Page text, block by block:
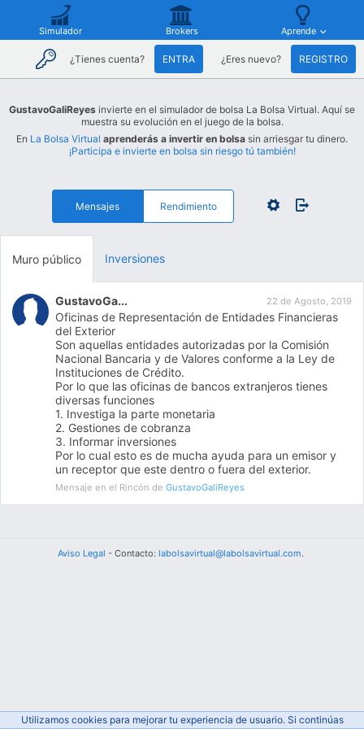
Simulador Brokers Aprende
¿Tienes cuenta? ENTRA ¿Eres nuevo? REGISTRO
GustavoGaliReyes invierte en el simulador de bolsa La Bolsa Virtual. Aquí se
muestra su evolución en el juego de la bolsa.
En La Bolsa Virtual aprenderás a invertir en bolsa sin arriesgar tu dinero.
¡Participa e invierte en bolsa sin riesgo tú también!
Mensajes Rendimiento
Muro público Inversiones
GustavoGa... 22 de Agosto, 2019
Oficinas de Representación de Entidades Financieras
del Exterior
Son aquellas entidades autorizadas por la Comisión
Nacional Bancaria y de Valores conforme a la Ley de
Instituciones de Crédito.
Por lo que las oficinas de bancos extranjeros tienes
diversas funciones
1. Investiga la parte monetaria
2. Gestiones de cobranza
3. Informar inversiones
Por lo cual esto es de mucha ayuda para un emisor y
un receptor que este dentro o fuera del exterior.
Mensaje en el Rincón deGustavoGaliReyes
Aviso Legal - Contacto: labolsavirtual@labolsavirtual.com.
Utilizamos cookies para mejorar tu experiencia de usuario. Si continúas